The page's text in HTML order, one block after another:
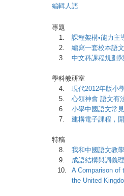
編輯人語
專題
1.
課程架構•能力主
2.
編寫一套校本語
3.
中文科課程規劃
學科教研室
4.
現代2012年版小
5.
心領神會 語文有
6.
小學中國語文
7.
建構電子課程，
特稿
8.
我和中國語文教
9.
成語結構與詞義
10.
A Comparison of
the United